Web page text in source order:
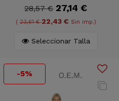
28,57 € 27,14 €
(23,61 €22,43 € Sin imp.)
Seleccionar Talla
-5%